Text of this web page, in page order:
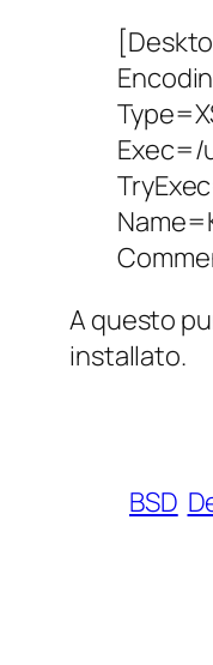
A questo
installato.
BSD